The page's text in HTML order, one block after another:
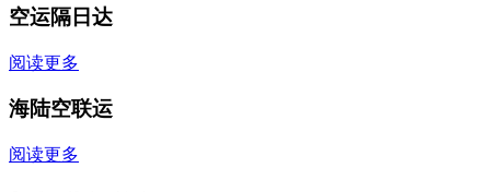
空运隔日达
阅读更多
海陆空联运
阅读更多